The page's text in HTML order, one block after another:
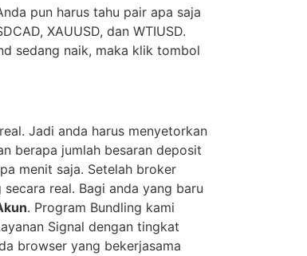
pun harus tahu pair apa saja
XAUUSD, dan WTIUSD.
sedang naik, maka klik tombol
Jadi anda harus menyetorkan
berapa jumlah besaran deposit
menit saja. Setelah broker
real. Bagi anda yang baru
. Program Bundling kami
Signal dengan tingkat
browser yang bekerjasama